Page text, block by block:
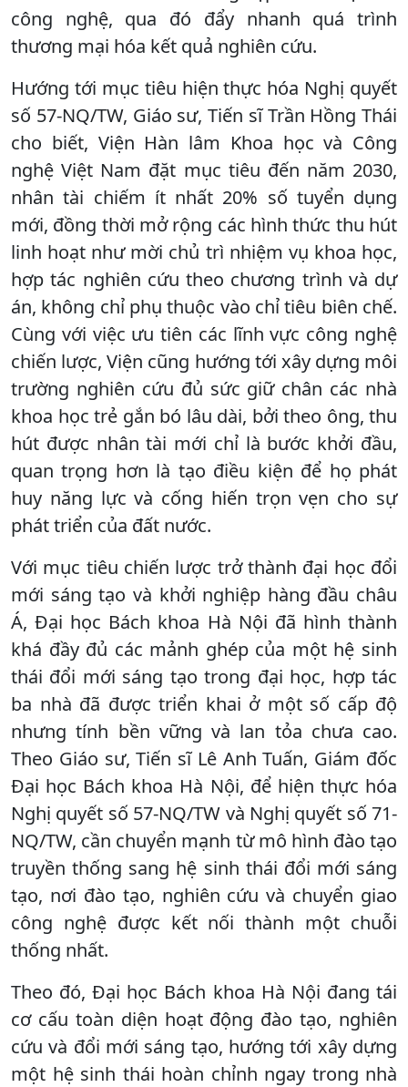
công nghệ, qua đó đẩy nhanh quá trình
thương mại hóa kết quả nghiên cứu.
Hướng tới mục tiêu hiện thực hóa Nghị quyết
số 57-NQ/TW, Giáo sư, Tiến sĩ Trần Hồng Thái
cho biết, Viện Hàn lâm Khoa học và Công
nghệ Việt Nam đặt mục tiêu đến năm 2030,
nhân tài chiếm ít nhất 20% số tuyển dụng
mới, đồng thời mở rộng các hình thức thu hút
linh hoạt như mời chủ trì nhiệm vụ khoa học,
hợp tác nghiên cứu theo chương trình và dự
án, không chỉ phụ thuộc vào chỉ tiêu biên chế.
Cùng với việc ưu tiên các lĩnh vực công nghệ
chiến lược, Viện cũng hướng tới xây dựng môi
trường nghiên cứu đủ sức giữ chân các nhà
khoa học trẻ gắn bó lâu dài, bởi theo ông, thu
hút được nhân tài mới chỉ là bước khởi đầu,
quan trọng hơn là tạo điều kiện để họ phát
huy năng lực và cống hiến trọn vẹn cho sự
phát triển của đất nước.
Với mục tiêu chiến lược trở thành đại học đổi
mới sáng tạo và khởi nghiệp hàng đầu châu
Á, Đại học Bách khoa Hà Nội đã hình thành
khá đầy đủ các mảnh ghép của một hệ sinh
thái đổi mới sáng tạo trong đại học, hợp tác
ba nhà đã được triển khai ở một số cấp độ
nhưng tính bền vững và lan tỏa chưa cao.
Theo Giáo sư, Tiến sĩ Lê Anh Tuấn, Giám đốc
Đại học Bách khoa Hà Nội, để hiện thực hóa
Nghị quyết số 57-NQ/TW và Nghị quyết số 71-
NQ/TW, cần chuyển mạnh từ mô hình đào tạo
truyền thống sang hệ sinh thái đổi mới sáng
tạo, nơi đào tạo, nghiên cứu và chuyển giao
công nghệ được kết nối thành một chuỗi
thống nhất.
Theo đó, Đại học Bách khoa Hà Nội đang tái
cơ cấu toàn diện hoạt động đào tạo, nghiên
cứu và đổi mới sáng tạo, hướng tới xây dựng
một hệ sinh thái hoàn chỉnh ngay trong nhà